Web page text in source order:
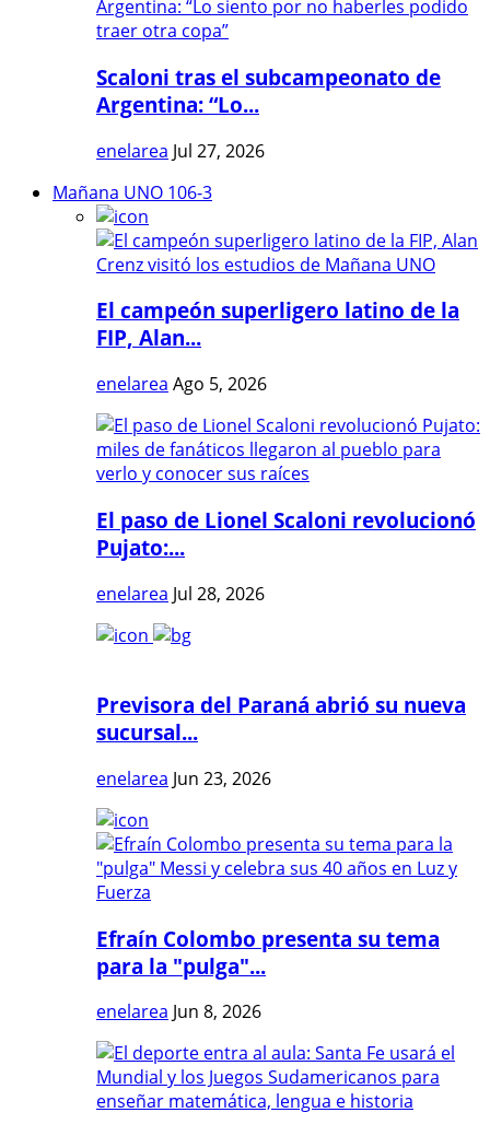
Scaloni tras el subcampeonato de
Argentina: “Lo...
enelarea Jul 27, 2026
Mañana UNO 106-3
El campeón superligero latino de la
FIP, Alan...
enelarea Ago 5, 2026
El paso de Lionel Scaloni revolucionó
Pujato:...
enelarea Jul 28, 2026
Previsora del Paraná abrió su nueva
sucursal...
enelarea Jun 23, 2026
Efraín Colombo presenta su tema
para la "pulga"...
enelarea Jun 8, 2026